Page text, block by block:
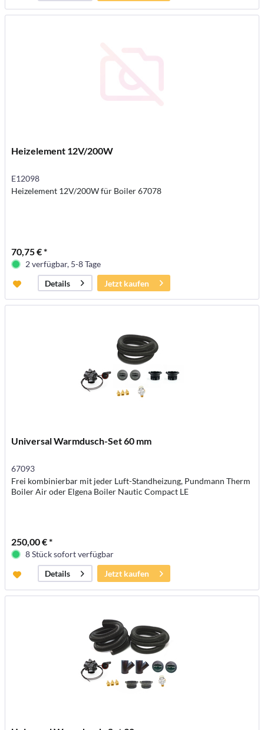
Heizelement 12V/200W
E12098
Heizelement 12V/200W für Boiler 67078
70,75 € *
2 verfügbar, 5-8 Tage
Details
Jetzt kaufen
Universal Warmdusch-Set 60 mm
67093
Frei kombinierbar mit jeder Luft-Standheizung, Pundmann Therm
Boiler Air oder Elgena Boiler Nautic Compact LE
250,00 € *
8 Stück sofort verfügbar
Details
Jetzt kaufen